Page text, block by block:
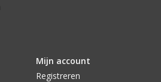
Mijn account
Registreren